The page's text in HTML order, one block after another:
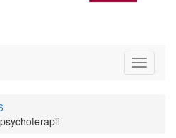
Toggle